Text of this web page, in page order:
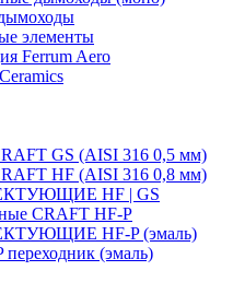
элементы
Ferrum Aero
GS (AISI 316 0,5 мм)
HF (AISI 316 0,8 мм)
HF | GS
CRAFT HF-P
HF-P (эмаль)
переходник (эмаль)